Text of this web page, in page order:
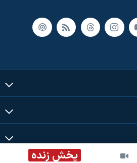
پخش زنده